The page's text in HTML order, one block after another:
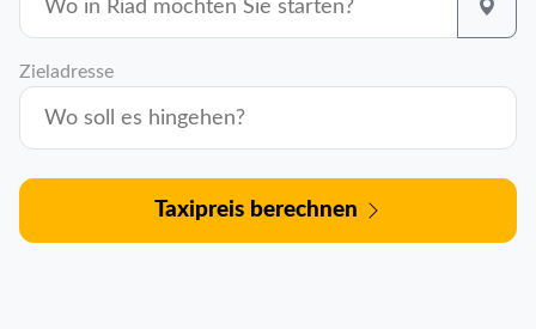
Zieladresse
Taxipreis berechnen